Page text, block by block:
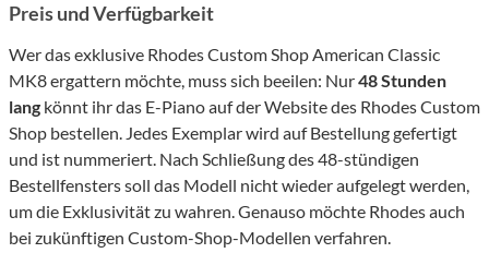
Preis und Verfügbarkeit
Wer das exklusive Rhodes Custom Shop American Classic
MK8 ergattern möchte, muss sich beeilen: Nur48 Stunden
lang könnt ihr das E-Piano auf der Website des Rhodes Custom
Shop bestellen. Jedes Exemplar wird auf Bestellung gefertigt
und ist nummeriert. Nach Schließung des 48-stündigen
Bestellfensters soll das Modell nicht wieder aufgelegt werden,
um die Exklusivität zu wahren. Genauso möchte Rhodes auch
bei zukünftigen Custom-Shop-Modellen verfahren.